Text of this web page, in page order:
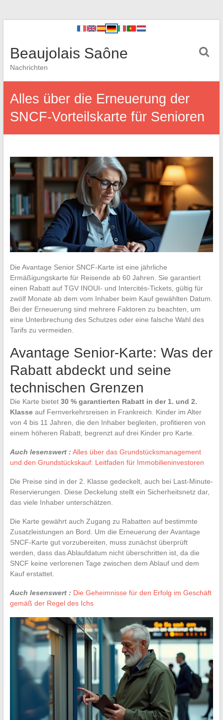
Beaujolais Saône
Nachrichten
Alles über die Erneuerung der
SNCF-Vorteilskarte für Senioren
Die Avantage Senior SNCF-Karte ist eine jährliche
Ermäßigungskarte für Reisende ab 60 Jahren. Sie garantiert
einen Rabatt auf TGV INOUI- und Intercités-Tickets, gültig für
zwölf Monate ab dem vom Inhaber beim Kauf gewählten Datum.
Bei der Erneuerung sind mehrere Faktoren zu beachten, um
eine Unterbrechung des Schutzes oder eine falsche Wahl des
Tarifs zu vermeiden.
Avantage Senior-Karte: Was der
Rabatt abdeckt und seine
technischen Grenzen
Die Karte bietet 30 % garantierten Rabatt in der 1. und 2.
Klasseauf Fernverkehrsreisen in Frankreich. Kinder im Alter
von 4 bis 11 Jahren, die den Inhaber begleiten, profitieren von
einem höheren Rabatt, begrenzt auf drei Kinder pro Karte.
Auch lesenswert : Alles über das Grundstücksmanagement
und den Grundstückskauf: Leitfaden für Immobilieninvestoren
Die Preise sind in der 2. Klasse gedeckelt, auch bei Last-Minute-
Reservierungen. Diese Deckelung stellt ein Sicherheitsnetz dar,
das viele Inhaber unterschätzen.
Die Karte gewährt auch Zugang zu Rabatten auf bestimmte
Zusatzleistungen an Bord. Um die Erneuerung der Avantage
SNCF-Karte gut vorzubereiten, muss zunächst überprüft
werden, dass das Ablaufdatum nicht überschritten ist, da die
SNCF keine verlorenen Tage zwischen dem Ablauf und dem
Kauf erstattet.
Auch lesenswert : Die Geheimnisse für den Erfolg im Geschäft
gemäß der Regel des Ichs